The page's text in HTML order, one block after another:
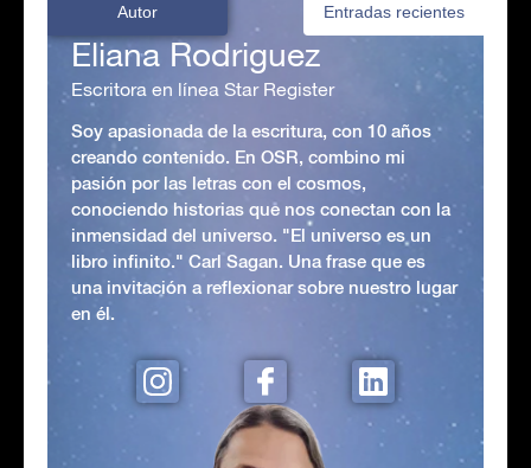
Autor Entradas recientes
Eliana Rodriguez
Escritora en línea Star Register
Soy apasionada de la escritura, con 10 años
creando contenido. En OSR, combino mi
pasión por las letras con el cosmos,
conociendo historias que nos conectan con la
inmensidad del universo. "El universo es un
libro infinito." Carl Sagan. Una frase que es
una invitación a reflexionar sobre nuestro lugar
en él.